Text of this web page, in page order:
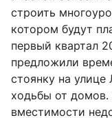
строить
котором будут
первый квартал
предложили
стоянку на улице
ходьбы от
вместимости